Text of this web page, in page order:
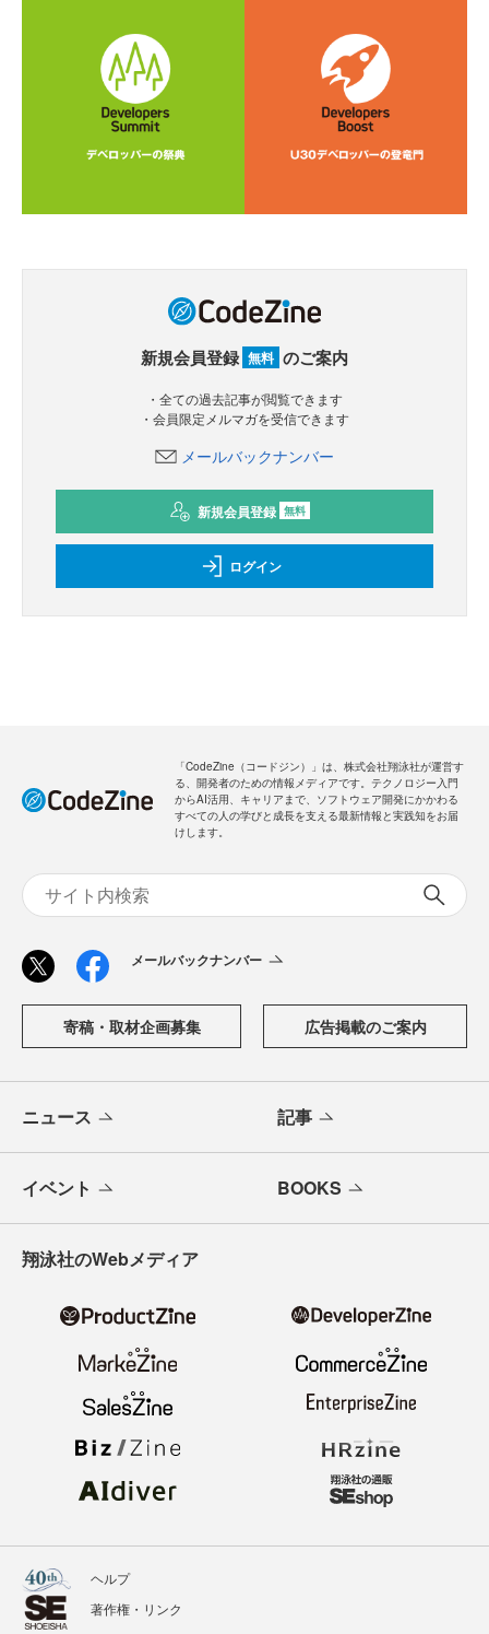
新規会員登録 無料 のご案内
・全ての過去記事が閲覧できます
・会員限定メルマガを受信できます
メールバックナンバー
新規会員登録 無料
ログイン
「CodeZine（コードジン）」は、株式会社翔泳社が運営す
る、開発者のための情報メディアです。テクノロジー入門
からAI活用、キャリアまで、ソフトウェア開発にかかわる
すべての人の学びと成長を支える最新情報と実践知をお届
けします。
メールバックナンバー
寄稿・取材企画募集 広告掲載のご案内
ニュース 記事
イベント BOOKS
翔泳社のWebメディア
ヘルプ
著作権・リンク